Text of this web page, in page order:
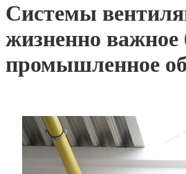
Системы
жизненно важное
промышленное